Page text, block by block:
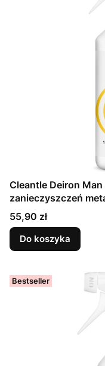
Cleantle Deiron
zanieczyszczeń
Cena
55,90 zł
Do koszyka
Bestseller